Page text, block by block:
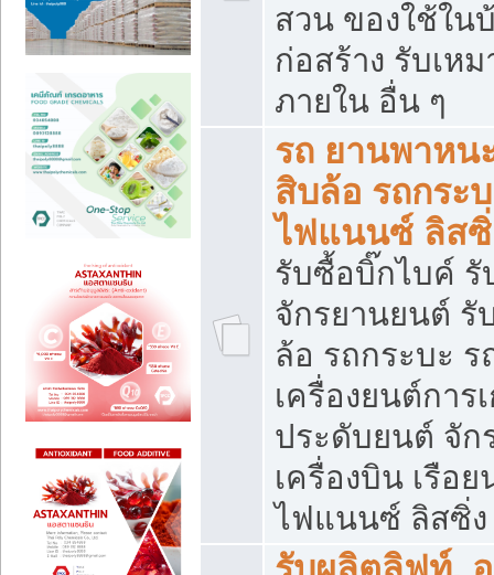
สวน ของใช้ใน
ก่อสร้าง รับเห
ภายใน อื่น ๆ
รถ ยานพาหน
สิบล้อ รถกระ
ไฟแนนซ์ ลิส
รับซื้อบิ๊กไบค์
จักรยานยนต์ รั
ล้อ รถกระบะ
เครื่องยนต์การ
ประดับยนต์ จัก
เครื่องบิน เรือ
ไฟแนนซ์ ลิสซิ่ง